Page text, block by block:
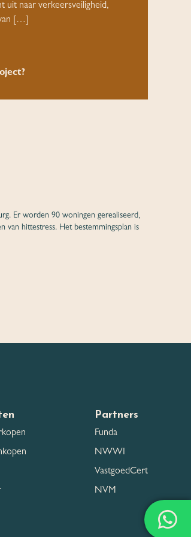
uit naar verkeersveiligheid,
[…]
Er worden 90 woningen gerealiseerd,
van hittestress. Het bestemmingsplan is
Partners
Funda
NWWI
VastgoedCert
NVM